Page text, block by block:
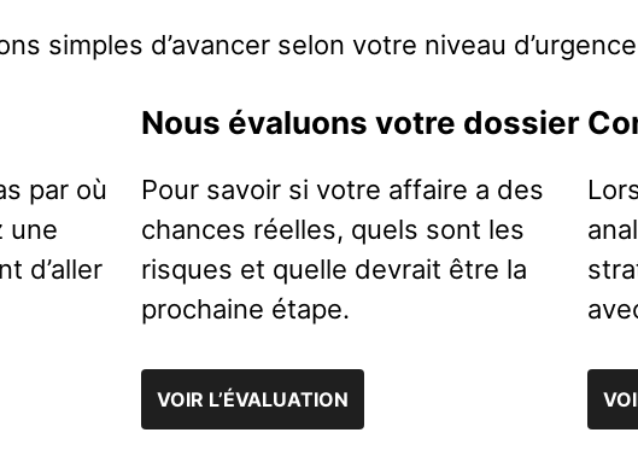
simples d’avancer selon votre niveau
par où
une
d’aller
Nous évaluons votre dossier
Pour savoir si votre affaire a des
chances réelles, quels sont les
risques et quelle devrait être la
prochaine étape.
VOIR L’ÉVALUATION